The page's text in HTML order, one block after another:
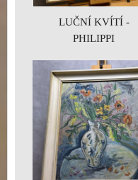
LUČNÍ KVÍTÍ -
PHILIPPI